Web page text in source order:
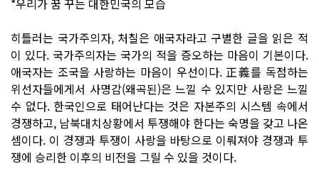
히틀러는 국가주의자, 처칠은 애국자라고 구별한 글을 읽은 적
이 있다. 국가주의자는 국가의 적을 증오하는 마음이 기본이다.
애국자는 조국을 사랑하는 마음이 우선이다. 正義를 독점하는
위선자들에게서 사명감(왜곡된)은 느낄 수 있지만 사랑은 느낄
수 없다. 한국인으로 태어난다는 것은 자본주의 시스템 속에서
경쟁하고, 남북대치상황에서 투쟁해야 한다는 숙명을 갖고 나온
셈이다. 이 경쟁과 투쟁이 사랑을 바탕으로 이뤄져야 경쟁과 투
쟁에 승리한 이후의 비전을 그릴 수 있을 것이다.